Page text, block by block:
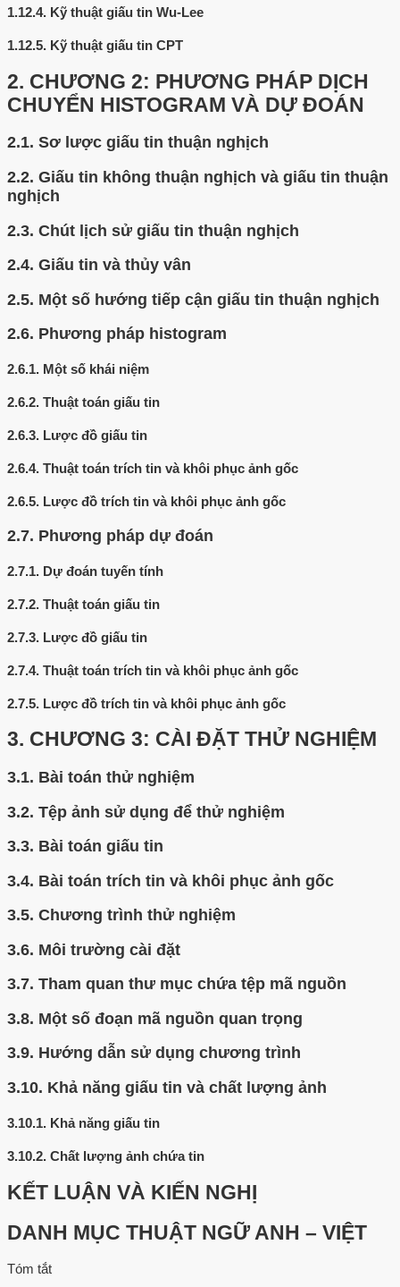
1.12.4. Kỹ thuật giấu tin Wu-Lee
1.12.5. Kỹ thuật giấu tin CPT
2. CHƯƠNG 2: PHƯƠNG PHÁP DỊCH
CHUYỂN HISTOGRAM VÀ DỰ ĐOÁN
2.1. Sơ lược giấu tin thuận nghịch
2.2. Giấu tin không thuận nghịch và giấu tin thuận
nghịch
2.3. Chút lịch sử giấu tin thuận nghịch
2.4. Giấu tin và thủy vân
2.5. Một số hướng tiếp cận giấu tin thuận nghịch
2.6. Phương pháp histogram
2.6.1. Một số khái niệm
2.6.2. Thuật toán giấu tin
2.6.3. Lược đồ giấu tin
2.6.4. Thuật toán trích tin và khôi phục ảnh gốc
2.6.5. Lược đồ trích tin và khôi phục ảnh gốc
2.7. Phương pháp dự đoán
2.7.1. Dự đoán tuyến tính
2.7.2. Thuật toán giấu tin
2.7.3. Lược đồ giấu tin
2.7.4. Thuật toán trích tin và khôi phục ảnh gốc
2.7.5. Lược đồ trích tin và khôi phục ảnh gốc
3. CHƯƠNG 3: CÀI ĐẶT THỬ NGHIỆM
3.1. Bài toán thử nghiệm
3.2. Tệp ảnh sử dụng để thử nghiệm
3.3. Bài toán giấu tin
3.4. Bài toán trích tin và khôi phục ảnh gốc
3.5. Chương trình thử nghiệm
3.6. Môi trường cài đặt
3.7. Tham quan thư mục chứa tệp mã nguồn
3.8. Một số đoạn mã nguồn quan trọng
3.9. Hướng dẫn sử dụng chương trình
3.10. Khả năng giấu tin và chất lượng ảnh
3.10.1. Khả năng giấu tin
3.10.2. Chất lượng ảnh chứa tin
KẾT LUẬN VÀ KIẾN NGHỊ
DANH MỤC THUẬT NGỮ ANH – VIỆT
Tóm tắt